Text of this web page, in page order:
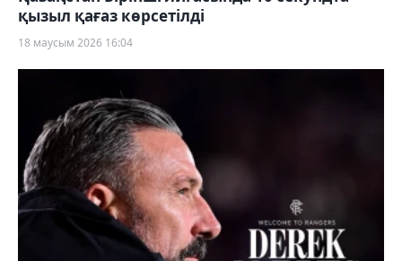
қызыл қағаз көрсетілді
18 маусым 2026 16:04